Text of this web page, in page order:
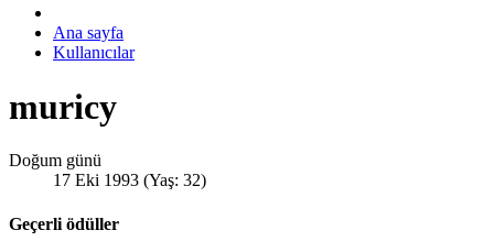
Ana sayfa
Kullanıcılar
muricy
Doğum günü
17 Eki 1993 (Yaş: 32)
Geçerli ödüller